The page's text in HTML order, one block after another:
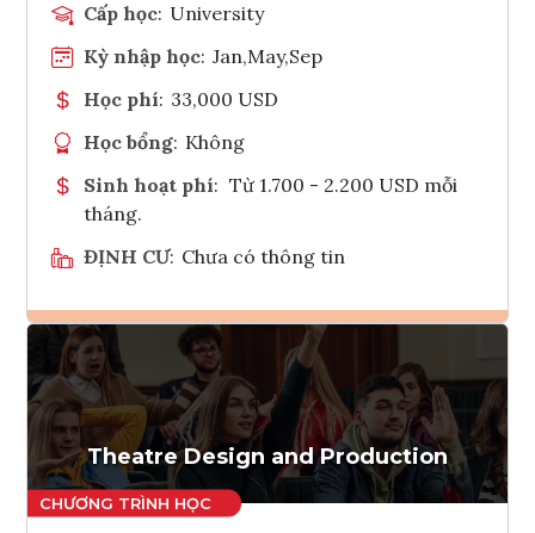
Cấp học: University
Kỳ nhập học: Jan,May,Sep
Học phí: 33,000 USD
Học bổng: Không
Sinh hoạt phí: Từ 1.700 - 2.200 USD mỗi
tháng.
ĐỊNH CƯ: Chưa có thông tin
Ghi danh
Tham vấn Interlink
Theatre Design and Production